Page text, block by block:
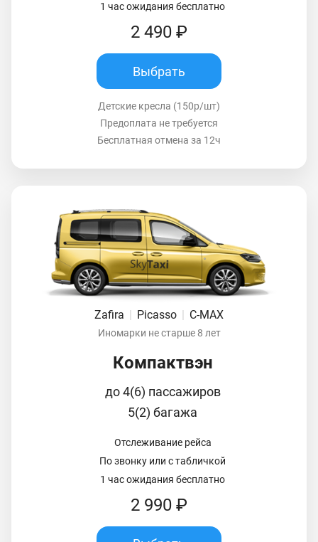
1 час ожидания бесплатно
2 490 ₽
Выбрать
Детские кресла (150р/шт)
Предоплата не требуется
Бесплатная отмена за 12ч
Zafira | Picasso | C-MAX
Иномарки не старше 8 лет
Компактвэн
до 4(6) пассажиров
5(2) багажа
Отслеживание рейса
По звонку или с табличкой
1 час ожидания бесплатно
2 990 ₽